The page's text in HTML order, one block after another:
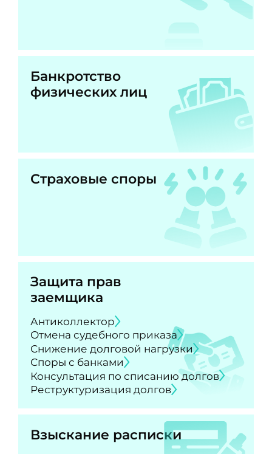
Банкротство
физических лиц
Страховые споры
Защита прав
заемщика
Антиколлектор
Отмена судебного приказа
Снижение долговой нагрузки
Споры с банками
Консультация по списанию долгов
Реструктуризация долгов
Взыскание расписки